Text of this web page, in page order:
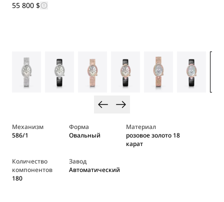
55 800 $
Механизм
586/1
Форма
Овальный
Материал
розовое золото 18
карат
Количество
компонентов
180
Завод
Автоматический